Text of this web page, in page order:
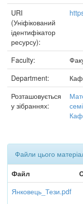
URI
(Уніфікований
ідентифікатор
ресурсу):
Faculty:
Department:
Розташовується
у зібраннях:
Файли цього
Файл
Янковець_Тези.pdf